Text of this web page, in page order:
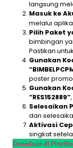
langsung
Masuk ke
melalui
Pilih Paket
bimbingan
Pastikan
Gunakan
poster promo
Gunakan
“RES152889”
Selesaikan
dan
Aktivasi
singkat
Download di